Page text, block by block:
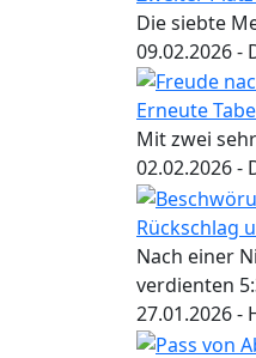
Die siebte
09.02.2026-
Erneute
Mit zwei
02.02.2026-
Rückschlag
Nach einer
verdienten
27.01.2026-